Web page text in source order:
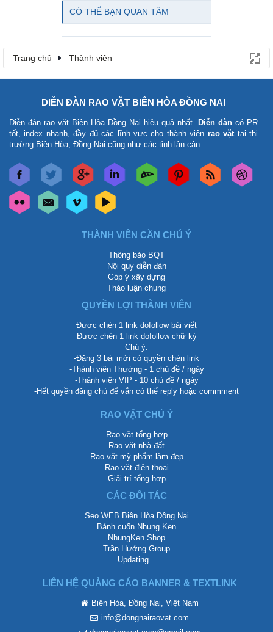
CÓ THỂ BẠN QUAN TÂM
Trang chủ Thành viên
DIỄN ĐÀN RAO VẶT BIÊN HÒA ĐỒNG NAI
Diễn đàn rao vặt Biên Hòa Đồng Nai hiệu quả nhất. Diễn đàn có PR
tốt, index nhanh, đầy đủ các lĩnh vực cho thành viên rao vặttại thị
trường Biên Hòa, Đồng Nai cũng như các tỉnh lân cận.
THÀNH VIÊN CẦN CHÚ Ý
Thông báo BQT
Nội quy diễn đàn
Góp ý xây dựng
Thảo luận chung
QUYỀN LỢI THÀNH VIÊN
Được chèn 1 link dofollow bài viết
Được chèn 1 link dofollow chữ ký
Chú ý:
-Đăng 3 bài mới có quyền chèn link
-Thành viên Thường - 1 chủ đề / ngày
-Thành viên VIP - 10 chủ đề / ngày
-Hết quyền đăng chủ để vẫn có thể reply hoặc commment
RAO VẶT CHÚ Ý
Rao vặt tổng hợp
Rao vặt nhà đất
Rao vặt mỹ phẩm làm đẹp
Rao vặt điện thoại
Giải trí tổng hợp
CÁC ĐỐI TÁC
Seo WEB Biên Hòa Đồng Nai
Bánh cuốn Nhung Ken
NhungKen Shop
Trần Hướng Group
Updating...
LIÊN HỆ QUẢNG CÁO BANNER & TEXTLINK
Biên Hòa, Đồng Nai, Việt Nam
info@dongnairaovat.com